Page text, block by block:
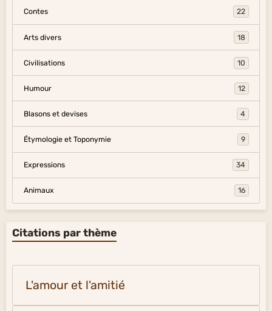
Contes 22
Arts divers 18
Civilisations 10
Humour 12
Blasons et devises 4
Étymologie et Toponymie 9
Expressions 34
Animaux 16
Citations par thème
L'amour et l'amitié